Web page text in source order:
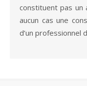
constituent pas un
aucun cas une
d’un professionnel